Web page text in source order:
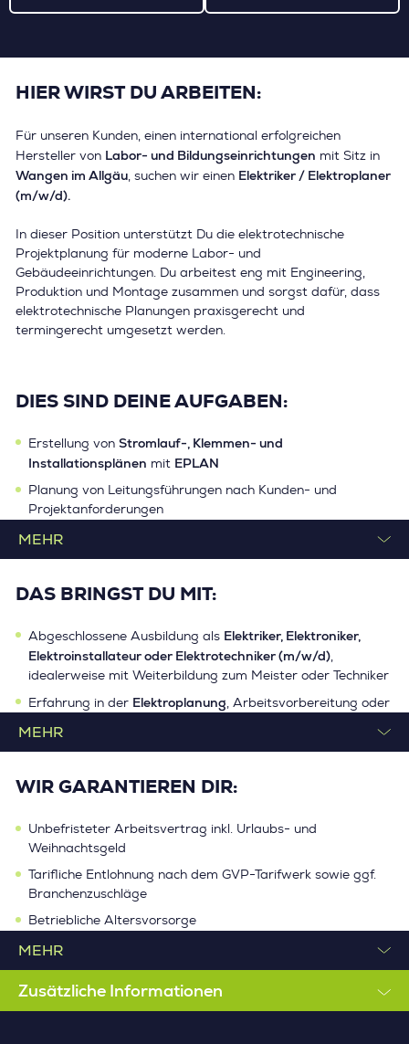
HIER WIRST DU ARBEITEN:
Für unseren Kunden, einen international erfolgreichen
Hersteller von Labor- und Bildungseinrichtungen mit Sitz in
Wangen im Allgäu, suchen wir einen Elektriker / Elektroplaner
(m/w/d).
In dieser Position unterstützt Du die elektrotechnische
Projektplanung für moderne Labor- und
Gebäudeeinrichtungen. Du arbeitest eng mit Engineering,
Produktion und Montage zusammen und sorgst dafür, dass
elektrotechnische Planungen praxisgerecht und
termingerecht umgesetzt werden.
DIES SIND DEINE AUFGABEN:
Erstellung von Stromlauf-, Klemmen- und
Installationsplänen mit EPLAN
Planung von Leitungsführungen nach Kunden- und
Projektanforderungen
Erstellung von Fertigungsunterlagen für die Werkmontage
Festlegung von Materialbedarf und Planzeiten
Unterstützung von Produktion und Montage bei
Abstimmung mit internen Fachabteilungen während der
Projektbearbeitung
DAS BRINGST DU MIT:
Abgeschlossene Ausbildung als Elektriker, Elektroniker,
Elektroinstallateur oder Elektrotechniker (m/w/d),
idealerweise mit Weiterbildung zum Meister oder Techniker
Erfahrung in der Elektroplanung, Arbeitsvorbereitung oder
Gute Kenntnisse inEPLAN,AutoCADund idealerweise
Strukturierte und lösungsorientierte Arbeitsweise
WIR GARANTIEREN DIR:
Unbefristeter Arbeitsvertrag inkl. Urlaubs- und
Weihnachtsgeld
Tarifliche Entlohnung nach dem GVP-Tarifwerk sowie ggf.
Branchenzuschläge
Betriebliche Altersvorsorge
Hochwertige Profi-Schutz- und -Arbeitskleidung sowie
Arbeitsplatzbezogene Weiterbildungen
Zusätzliche Informationen